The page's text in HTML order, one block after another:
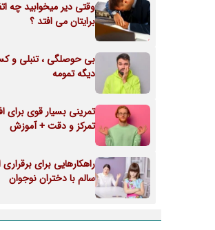
وقتی دیر میخوابید چه
برایتان می افتد ؟
بی حوصلگی ، تنبلی و
دیگه تمومه
تمرینی بسیار قوی برای
تمرکز و دقت + آموزش
راهکارهایی برای برقراری
سالم با دختران نوجوان